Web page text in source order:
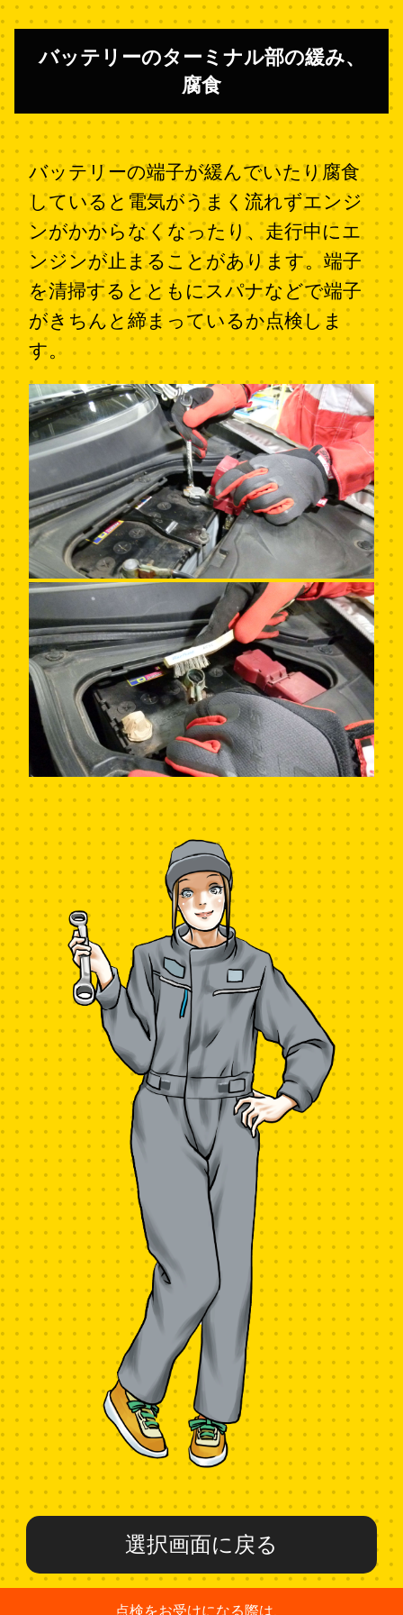
バッテリーのターミナル部の緩み、
腐食
バッテリーの端子が緩んでいたり腐食
していると電気がうまく流れずエンジ
ンがかからなくなったり、走行中にエ
ンジンが止まることがあります。端子
を清掃するとともにスパナなどで端子
がきちんと締まっているか点検しま
す。
選択画面に戻る
点検をお受けになる際は、